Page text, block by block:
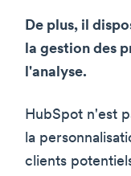
De plus, il
la gestion des
l'analyse.
HubSpot n'est
la
clients